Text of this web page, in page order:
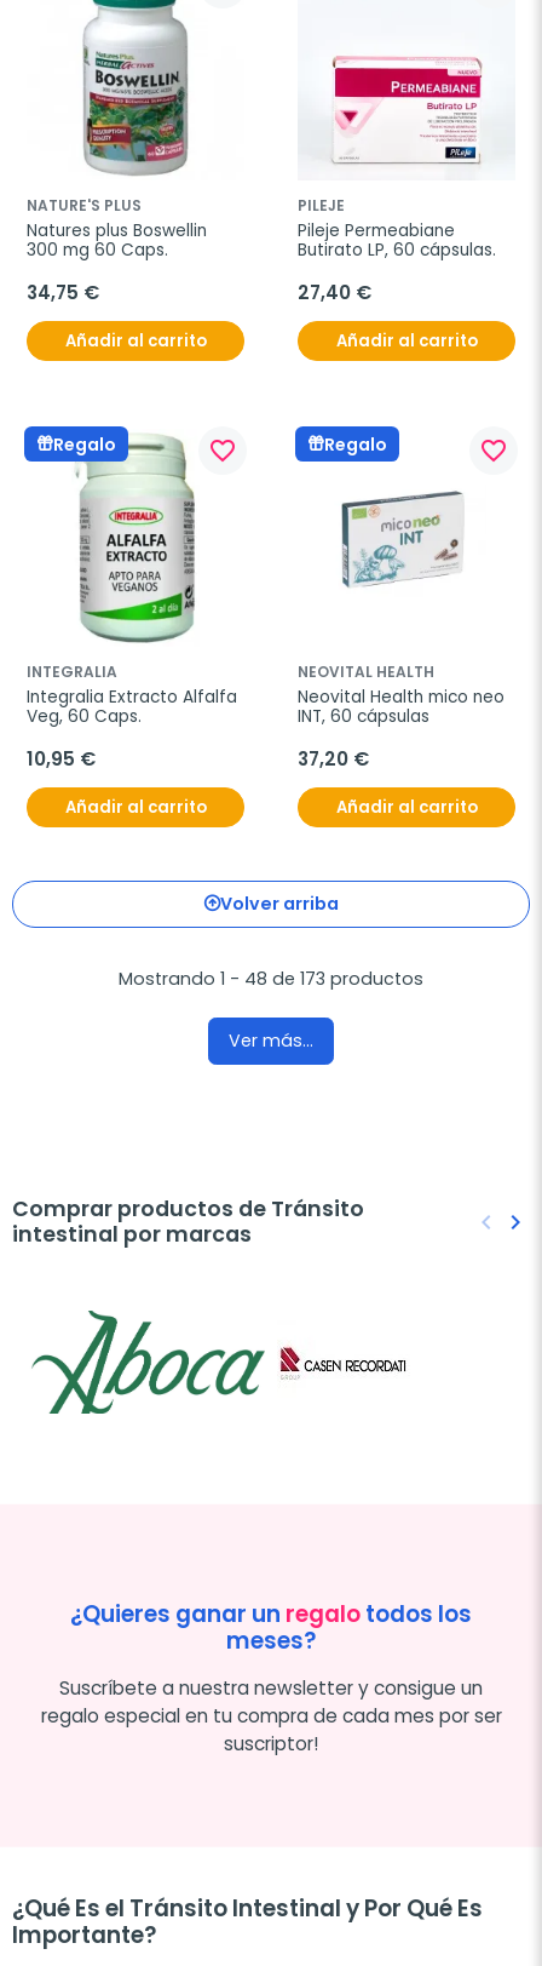
NATURE'S PLUS
Natures plus Boswellin
300 mg 60 Caps.
34,75 €
Añadir al carrito
PILEJE
Pileje Permeabiane
Butirato LP, 60 cápsulas.
27,40 €
Añadir al carrito
Regalo favorite_border
INTEGRALIA
Integralia Extracto Alfalfa
Veg, 60 Caps.
10,95 €
Añadir al carrito
Regalo favorite_border
NEOVITAL HEALTH
Neovital Health mico neo
INT, 60 cápsulas
37,20 €
Añadir al carrito
Volver arriba
Mostrando 1 - 48 de 173 productos
Ver más...
Comprar productos de Tránsito
intestinal por marcas
keyboard_arrow_left keyboard_arrow_right
¿Quieres ganar un regalotodos los
meses?
Suscríbete a nuestra newsletter y consigue un
regalo especial en tu compra de cada mes por ser
suscriptor!
¿Qué Es el Tránsito Intestinal y Por Qué Es
Importante?